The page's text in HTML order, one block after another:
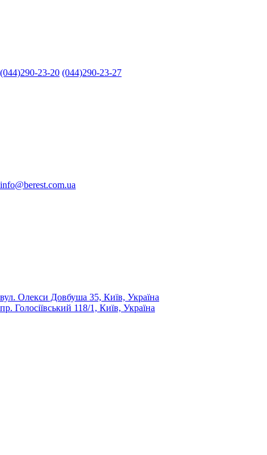
(044)290-23-20 (044)290-23-27
info@berest.com.ua
вул. Олекси Довбуша 35, Київ, Україна
пр. Голосіївський 118/1, Київ, Україна